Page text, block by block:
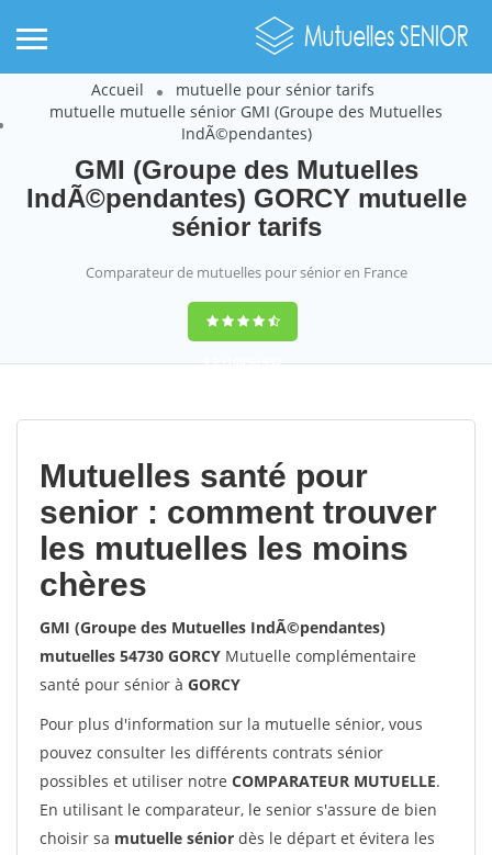
Accueil
mutuelle pour sénior tarifs
mutuelle mutuelle sénior GMI (Groupe des Mutuelles
IndÃ©pendantes)
GMI (Groupe des Mutuelles
IndÃ©pendantes) GORCY mutuelle
sénior tarifs
Comparateur de mutuelles pour sénior en France
9,2(100%)452
Mutuelles santé pour
senior : comment trouver
les mutuelles les moins
chères
GMI (Groupe des Mutuelles IndÃ©pendantes)
mutuelles 54730 GORCY Mutuelle complémentaire
santé pour sénior à GORCY
Pour plus d'information sur la mutuelle sénior, vous
pouvez consulter les différents contrats sénior
possibles et utiliser notre COMPARATEUR MUTUELLE.
En utilisant le comparateur, le senior s'assure de bien
choisir sa mutuelle sénior dès le départ et évitera les